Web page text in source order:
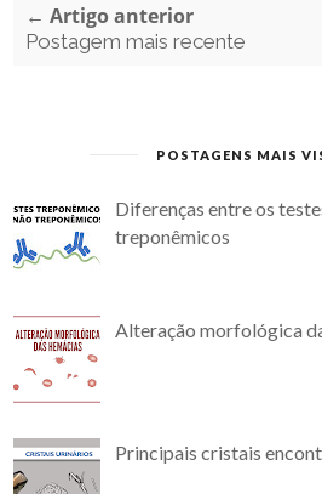
← Artigo anterior
Postagem mais recente
POSTAGENS MAIS
Diferenças entre os
treponêmicos
Alteração morfológica
Principais cristais